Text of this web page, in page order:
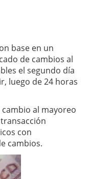
base en un
de cambios al
el segundo día
luego de 24 horas
al mayoreo
con
cambios.